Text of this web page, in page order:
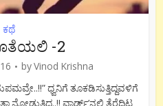
ಕಥೆ
-2
byVinod Krishna
ಧ್ವನಿಗೆ ತೂಕಡಿಸುತ್ತಿದ್ದವಳಿಗೆ
ನೋಡುತ್ತಿದ್ದ..!! ವಾರ್ಡ್’ನಲ್ಲಿ ತೆರೆದಿಟ್ಟ